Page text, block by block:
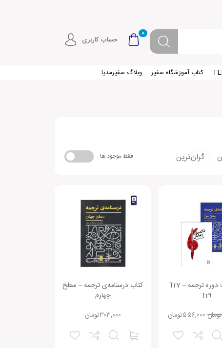
0
حساب کاربری
کتاب آموزشگاه سفیر وبلاگ سفیرمدیا
گران‌ترین فقط موجود ها:
پک کتاب دوره ترجمه Tr7 –
Tr9
تومان
تومان۵۵۶,۰۰۰
کتاب درسنامه‌ی ترجمه – سطح
چهارم
تومان۳۰۳,۰۰۰